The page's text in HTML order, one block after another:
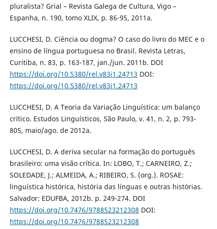
pluralista? Grial – Revista Galega de Cultura, Vigo –
Espanha, n. 190, tomo XLIX, p. 86-95, 2011a.
LUCCHESI, D. Ciência ou dogma? O caso do livro do MEC e o
ensino de língua portuguesa no Brasil. Revista Letras,
Curitiba, n. 83, p. 163-187, jan./jun. 2011b. DOI
https://doi.org/10.5380/rel.v83i1.24713 DOI:
https://doi.org/10.5380/rel.v83i1.24713
LUCCHESI, D. A Teoria da Variação Linguística: um balanço
crítico. Estudos Linguísticos, São Paulo, v. 41, n. 2, p. 793-
805, maio/ago. de 2012a.
LUCCHESI, D. A deriva secular na formação do português
brasileiro: uma visão crítica. In: LOBO, T.; CARNEIRO, Z.;
SOLEDADE, J.; ALMEIDA, A.; RIBEIRO, S. (org.). ROSAE:
linguística histórica, história das línguas e outras histórias.
Salvador: EDUFBA, 2012b. p. 249-274. DOI
https://doi.org/10.7476/9788523212308 DOI:
https://doi.org/10.7476/9788523212308